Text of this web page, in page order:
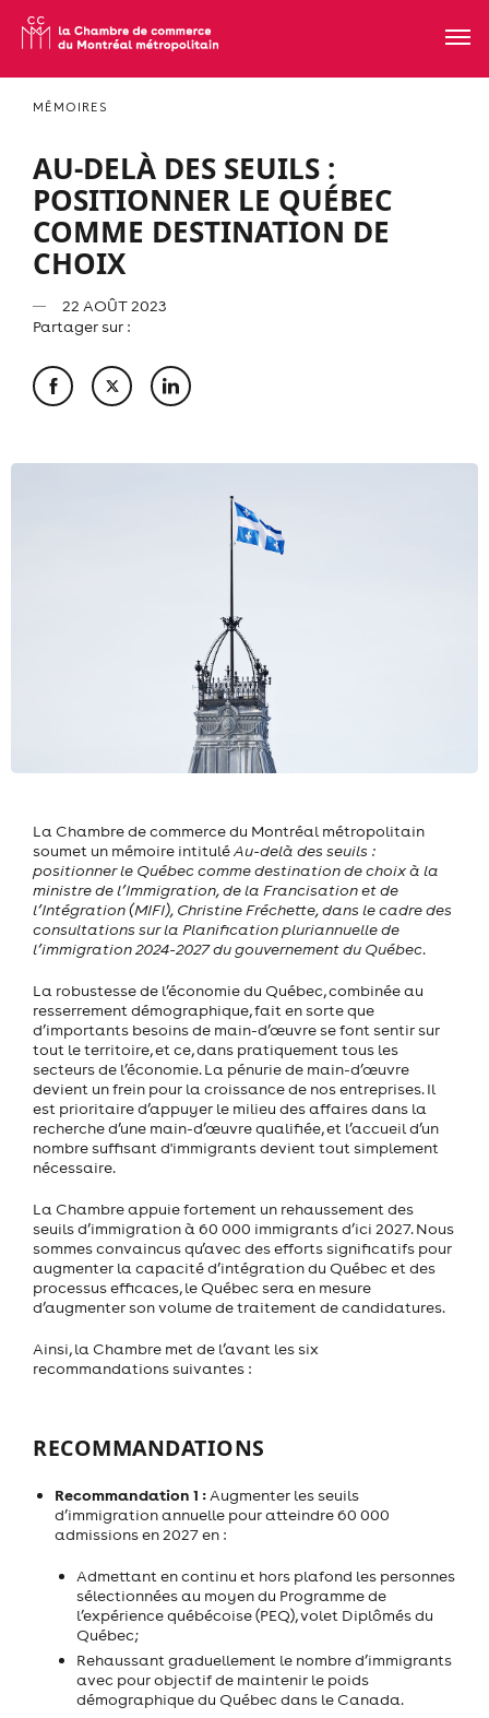
MÉMOIRES
AU-DELÀ DES SEUILS :
POSITIONNER LE QUÉBEC
COMME DESTINATION DE
CHOIX
22 AOÛT 2023
Partager sur :
La Chambre de commerce du Montréal métropolitain
soumet un mémoire intituléAu-delà des seuils :
positionner le Québec comme destination de choix à la
ministre de l’Immigration, de la Francisation et de
l’Intégration (MIFI), Christine Fréchette, dans le cadre des
consultations sur la Planification pluriannuelle de
l’immigration 2024-2027 du gouvernement du Québec.
La robustesse de l’économie du Québec, combinée au
resserrement démographique, fait en sorte que
d’importants besoins de main-d’œuvre se font sentir sur
tout le territoire, et ce, dans pratiquement tous les
secteurs de l’économie. La pénurie de main-d’œuvre
devient un frein pour la croissance de nos entreprises. Il
est prioritaire d’appuyer le milieu des affaires dans la
recherche d’une main-d’œuvre qualifiée, et l’accueil d’un
nombre suffisant d'immigrants devient tout simplement
nécessaire.
La Chambre appuie fortement un rehaussement des
seuils d’immigration à 60 000 immigrants d’ici 2027. Nous
sommes convaincus qu’avec des efforts significatifs pour
augmenter la capacité d’intégration du Québec et des
processus efficaces, le Québec sera en mesure
d’augmenter son volume de traitement de candidatures.
Ainsi, la Chambre met de l’avant les six
recommandations suivantes :
RECOMMANDATIONS
Recommandation 1 :Augmenter les seuils
d’immigration annuelle pour atteindre 60 000
admissions en 2027 en :
Admettant en continu et hors plafond les personnes
sélectionnées au moyen du Programme de
l’expérience québécoise (PEQ), volet Diplômés du
Québec;
Rehaussant graduellement le nombre d’immigrants
avec pour objectif de maintenir le poids
démographique du Québec dans le Canada.